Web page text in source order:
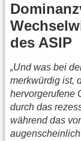
des ASIP
„Und was bei
merkwürdig ist,
hervorgerufene
durch das
während das